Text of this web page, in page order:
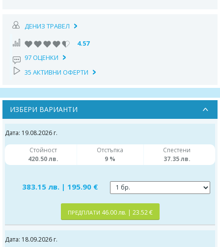
ДЕНИЗ ТРАВЕЛ
4.57
97 ОЦЕНКИ
35 АКТИВНИ ОФЕРТИ
ИЗБЕРИ ВАРИАНТИ
Дата: 19.08.2026 г.
Стойност
420.50 лв.
Отстъпка
9 %
Спестени
37.35 лв.
383.15 лв. | 195.90 €
ПРЕДПЛАТИ 46.00 лв. | 23.52 €
Дата: 18.09.2026 г.